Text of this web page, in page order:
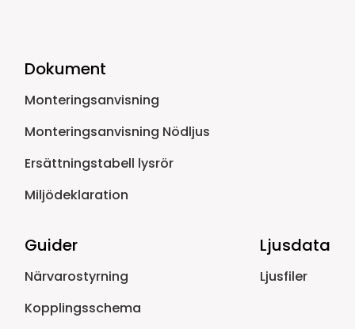
Dokument
Monteringsanvisning
Monteringsanvisning Nödljus
Ersättningstabell lysrör
Miljödeklaration
Guider
Närvarostyrning
Kopplingsschema
Ljusdata
Ljusfiler